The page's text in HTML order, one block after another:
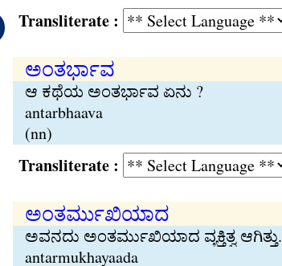
Transliterate :
ಅಂತರ್ಭಾವ
ಆ ಕಥೆಯ ಅಂತರ್ಭಾವ ಏನು ?
antarbhaava
(nn)
Transliterate :
ಅಂತರ್ಮುಖಿಯಾದ
ಅವನದು ಅಂತರ್ಮುಖಿಯಾದ ವ್ಯಕ್ತಿತ್ವ ಆಗಿತ್ತು.
antarmukhayaada